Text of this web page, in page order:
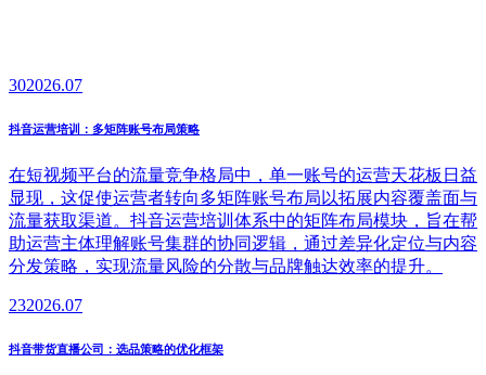
302026.07
抖音运营培训：多矩阵账号布局策略
在短视频平台的流量竞争格局中，单一账号的运营天花板日益
显现，这促使运营者转向多矩阵账号布局以拓展内容覆盖面与
流量获取渠道。抖音运营培训体系中的矩阵布局模块，旨在帮
助运营主体理解账号集群的协同逻辑，通过差异化定位与内容
分发策略，实现流量风险的分散与品牌触达效率的提升。
232026.07
抖音带货直播公司：选品策略的优化框架